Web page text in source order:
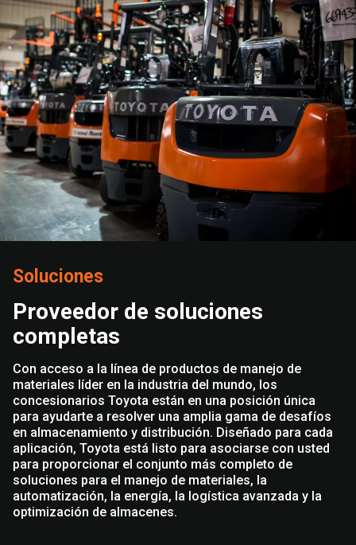
Soluciones
Proveedor de soluciones
completas
Con acceso a la línea de productos de manejo de
materiales líder en la industria del mundo, los
concesionarios Toyota están en una posición única
para ayudarte a resolver una amplia gama de desafíos
en almacenamiento y distribución. Diseñado para cada
aplicación, Toyota está listo para asociarse con usted
para proporcionar el conjunto más completo de
soluciones para el manejo de materiales, la
automatización, la energía, la logística avanzada y la
optimización de almacenes.